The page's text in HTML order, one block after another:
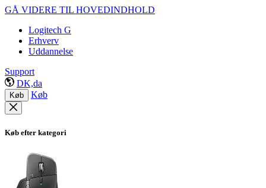
GÅ VIDERE TIL HOVEDINDHOLD
Logitech G
Erhverv
Uddannelse
Support
DK,da
Køb Køb
Køb efter kategori